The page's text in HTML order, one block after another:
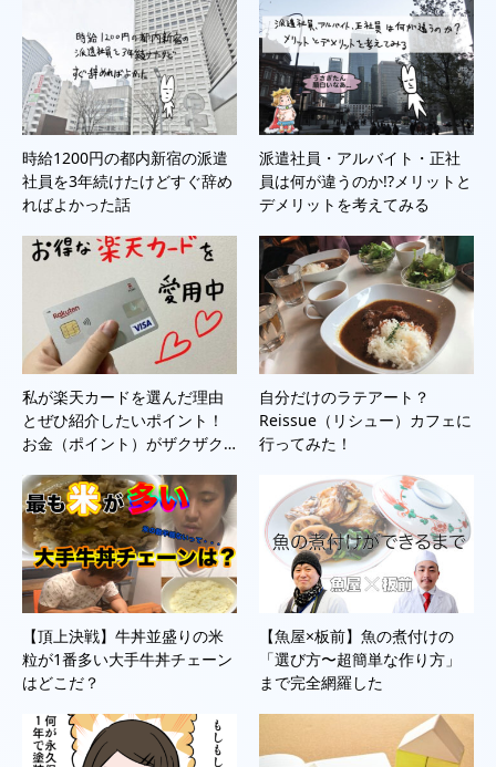
時給1200円の都内新宿の派遣
社員を3年続けたけどすぐ辞め
ればよかった話
派遣社員・アルバイト・正社
員は何が違うのか!?メリットと
デメリットを考えてみる
私が楽天カードを選んだ理由
とぜひ紹介したいポイント！
お金（ポイント）がザクザク…
自分だけのラテアート？
Reissue（リシュー）カフェに
行ってみた！
【頂上決戦】牛丼並盛りの米
粒が1番多い大手牛丼チェーン
はどこだ？
【魚屋×板前】魚の煮付けの
「選び方〜超簡単な作り方」
まで完全網羅した